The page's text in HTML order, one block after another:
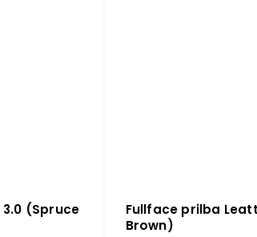
(Spruce
Fullface prilba
Brown)